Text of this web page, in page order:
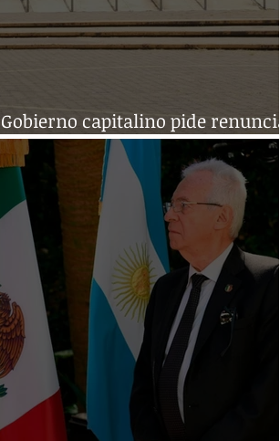
Gobierno capitalino pide renuncia
del director del Reclusorio Sur